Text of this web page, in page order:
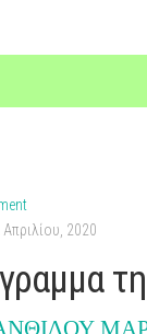
δασκάλων
2020